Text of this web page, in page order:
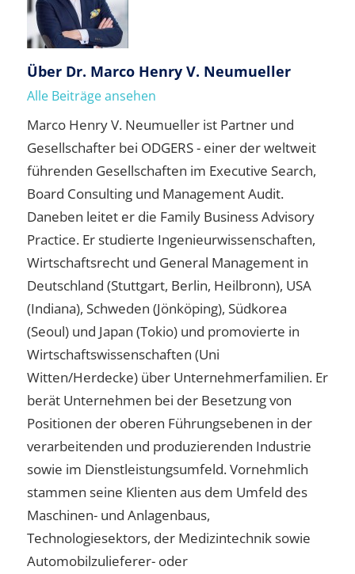
Über Dr. Marco Henry V. Neumueller
Alle Beiträge ansehen
Marco Henry V. Neumueller ist Partner und
Gesellschafter bei ODGERS - einer der weltweit
führenden Gesellschaften im Executive Search,
Board Consulting und Management Audit.
Daneben leitet er die Family Business Advisory
Practice. Er studierte Ingenieurwissenschaften,
Wirtschaftsrecht und General Management in
Deutschland (Stuttgart, Berlin, Heilbronn), USA
(Indiana), Schweden (Jönköping), Südkorea
(Seoul) und Japan (Tokio) und promovierte in
Wirtschaftswissenschaften (Uni
Witten/Herdecke) über Unternehmerfamilien. Er
berät Unternehmen bei der Besetzung von
Positionen der oberen Führungsebenen in der
verarbeitenden und produzierenden Industrie
sowie im Dienstleistungsumfeld. Vornehmlich
stammen seine Klienten aus dem Umfeld des
Maschinen- und Anlagenbaus,
Technologiesektors, der Medizintechnik sowie
Automobilzulieferer- oder